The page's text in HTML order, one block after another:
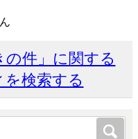
の件」に関する
検索する